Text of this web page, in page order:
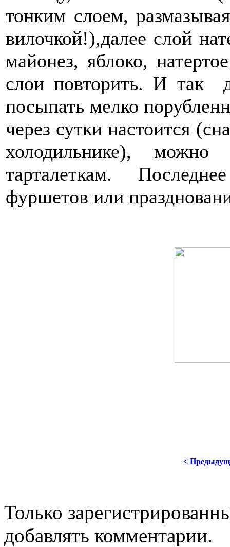
тонким слоем,
вилочкой!),далее слой
майонез, яблоко,
слои повторить. И так
посыпать мелко
через сутки настоится
холодильнике),
тарталеткам.
фуршетов или
<
Только
добавлять комментарии.